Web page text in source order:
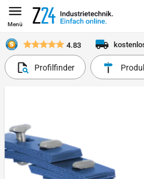
Menü
4.83
Profilfinder